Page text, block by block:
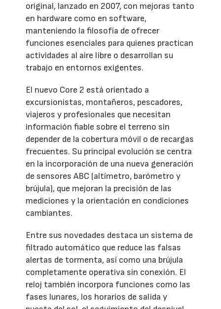
original, lanzado en 2007, con mejoras tanto
en hardware como en software,
manteniendo la filosofía de ofrecer
funciones esenciales para quienes practican
actividades al aire libre o desarrollan su
trabajo en entornos exigentes.
El nuevo Core 2 está orientado a
excursionistas, montañeros, pescadores,
viajeros y profesionales que necesitan
información fiable sobre el terreno sin
depender de la cobertura móvil o de recargas
frecuentes. Su principal evolución se centra
en la incorporación de una nueva generación
de sensores ABC (altímetro, barómetro y
brújula), que mejoran la precisión de las
mediciones y la orientación en condiciones
cambiantes.
Entre sus novedades destaca un sistema de
filtrado automático que reduce las falsas
alertas de tormenta, así como una brújula
completamente operativa sin conexión. El
reloj también incorpora funciones como las
fases lunares, los horarios de salida y